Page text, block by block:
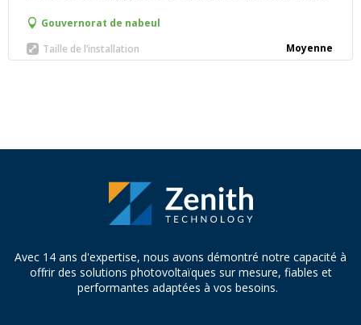
Gouvernorat de nabeul
Taille de l’installation
Moyenne
Avec 14 ans d'expertise, nous avons démontré notre capacité à
offrir des solutions photovoltaïques sur mesure, fiables et
performantes adaptées à vos besoins.